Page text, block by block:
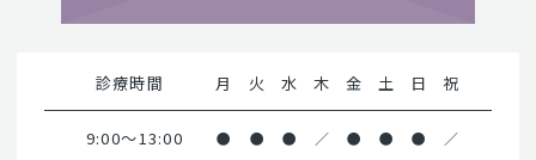
診療時間 月 火 水 木 金 土 日 祝
9:00～13:00 ● ● ● ／ ● ● ● ／